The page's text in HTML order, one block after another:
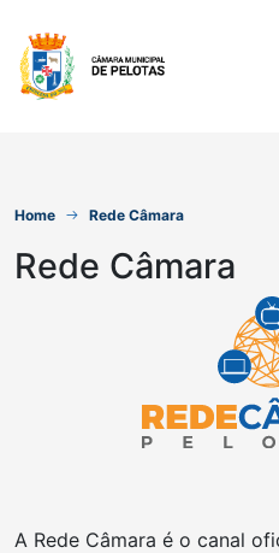
Home Rede Câmara
Rede Câmara
A Rede Câmara é o canal